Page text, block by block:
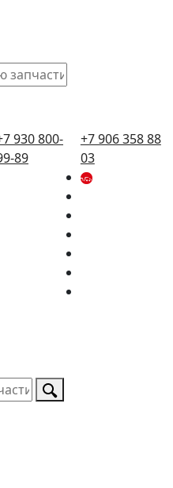
930 800-
89
+7 906 358 88
03